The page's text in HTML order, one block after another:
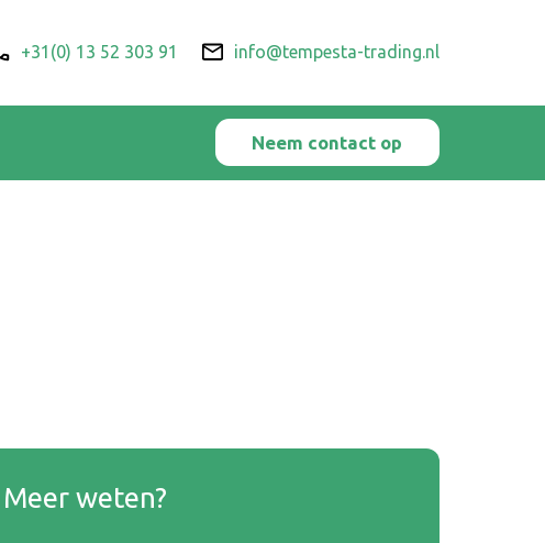
+31(0) 13 52 303 91 info@tempesta-trading.nl
Neem contact op
Meer weten?